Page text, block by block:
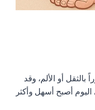
أو الألم، وقد
أصبح أسهل وأكثر